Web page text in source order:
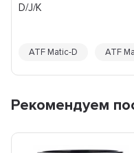
D/J/K
ATF Matic-D ATF
Рекомендуем